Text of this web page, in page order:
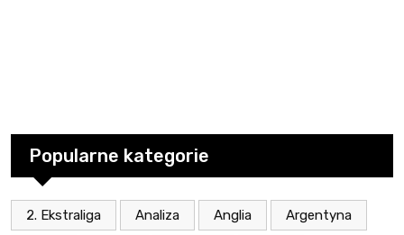
Popularne kategorie
2. Ekstraliga Analiza Anglia Argentyna